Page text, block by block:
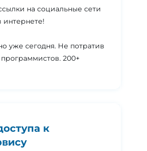
на социальные сети
интернете!
уже сегодня. Не потратив
200+
к